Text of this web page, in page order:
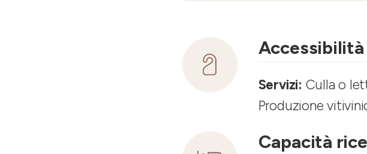
Accessibilità
Servizi: Culla o
Produzione
Capacità